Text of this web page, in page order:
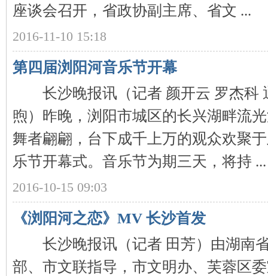
座谈会召开，省政协副主席、省文 ...
2016-11-10 15:18
第四届浏阳河音乐节开幕
长沙晚报讯（记者 颜开云 罗杰科
煦）昨晚，浏阳市城区的长兴湖畔流
舞者翩翩，台下成千上万的观众欢聚
乐节开幕式。音乐节为期三天，将持 ...
2016-10-15 09:03
《浏阳河之恋》MV 长沙首发
长沙晚报讯（记者 田芳）由湖南
部、市文联指导，市文明办、芙蓉区